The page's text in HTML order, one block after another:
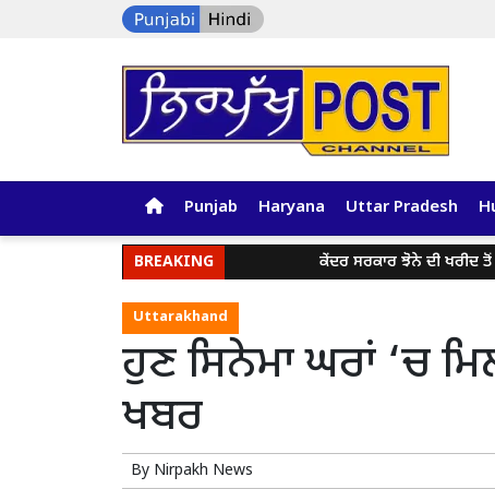
Punjab Haryana Uttar Pradesh
BREAKING ਕੇਂਦਰ ਸਰਕਾਰ ਝੋਨੇ ਦੀ ਖਰੀਦ ਤੋਂ
Uttarakhand
ਹੁਣ ਸਿਨੇਮਾ ਘਰਾਂ ‘ਚ
ਖਬਰ
By Nirpakh News